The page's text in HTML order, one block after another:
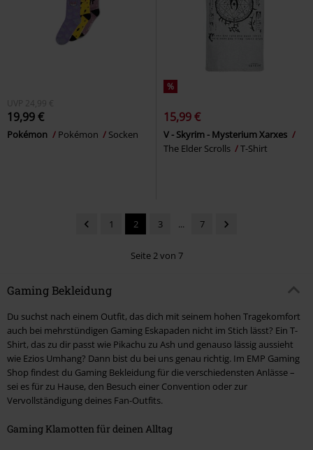
UVP 24,99 €
19,99 €
Pokémon Pokémon Socken
%
15,99 €
V - Skyrim - Mysterium Xarxes
The Elder Scrolls
T-Shirt
1 2 3 ... 7
Seite 2 von 7
Gaming Bekleidung
Du suchst nach einem Outfit, das dich mit seinem hohen Tragekomfort
auch bei mehrstündigen Gaming Eskapaden nicht im Stich lässt? Ein T-
Shirt, das zu dir passt wie Pikachu zu Ash und genauso lässig aussieht
wie Ezios Umhang? Dann bist du bei uns genau richtig. Im EMP Gaming
Shop findest du Gaming Bekleidung für die verschiedensten Anlässe –
sei es für zu Hause, den Besuch einer Convention oder zur
Vervollständigung deines Fan-Outfits.
Gaming Klamotten für deinen Alltag